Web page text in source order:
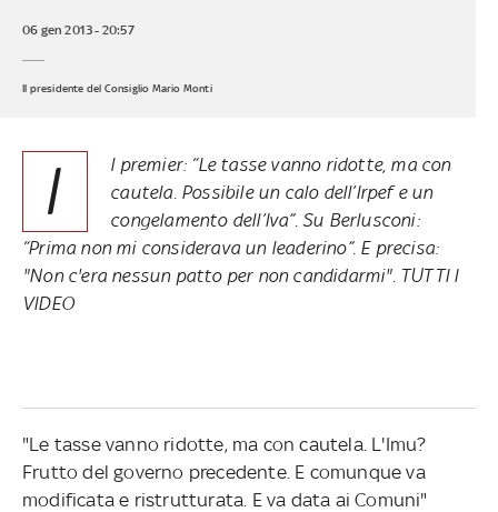
06 gen 2013 - 20:57
Il presidente del Consiglio Mario Monti
I l premier: “Le tasse vanno ridotte, ma con
cautela. Possibile un calo dell’Irpef e un
congelamento dell’Iva”. Su Berlusconi:
“Prima non mi considerava un leaderino”. E precisa:
"Non c'era nessun patto per non candidarmi". TUTTI I
VIDEO
"Le tasse vanno ridotte, ma con cautela. L'Imu?
Frutto del governo precedente. E comunque va
modificata e ristrutturata. E va data ai Comuni"